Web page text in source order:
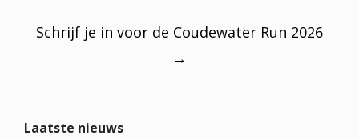
navigation
Schrijf je in voor de Coudewater Run 2026
→
Laatste nieuws